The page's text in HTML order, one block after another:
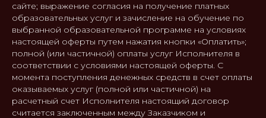
сайте; выражение согласия на получение платных
образовательных услуг и зачисление на обучение по
выбранной образовательной программе на условиях
настоящей оферты путем нажатия кнопки «Оплатить»;
полной (или частичной) оплаты услуг Исполнителя в
соответствии с условиями настоящей оферты. С
момента поступления денежных средств в счет оплаты
оказываемых услуг (полной или частичной) на
расчетный счет Исполнителя настоящий договор
считается заключенным между Заказчиком и